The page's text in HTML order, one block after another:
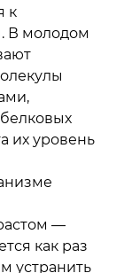
к
В молодом
их уровень
—
как раз
устранить